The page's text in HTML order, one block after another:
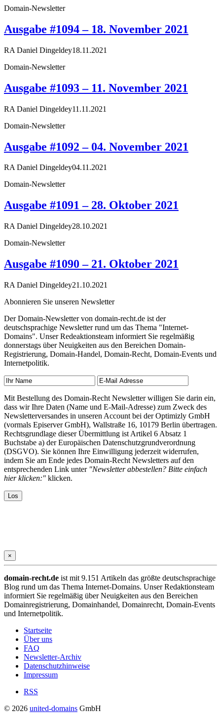
Domain-Newsletter
Ausgabe #1094 – 18. November 2021
RA Daniel Dingeldey18.11.2021
Domain-Newsletter
Ausgabe #1093 – 11. November 2021
RA Daniel Dingeldey11.11.2021
Domain-Newsletter
Ausgabe #1092 – 04. November 2021
RA Daniel Dingeldey04.11.2021
Domain-Newsletter
Ausgabe #1091 – 28. Oktober 2021
RA Daniel Dingeldey28.10.2021
Domain-Newsletter
Ausgabe #1090 – 21. Oktober 2021
RA Daniel Dingeldey21.10.2021
Abonnieren Sie unseren Newsletter
Der Domain-Newsletter von domain-recht.de ist der
deutschsprachige Newsletter rund um das Thema "Internet-
Domains". Unser Redeaktionsteam informiert Sie regelmäßig
donnerstags über Neuigkeiten aus den Bereichen Domain-
Registrierung, Domain-Handel, Domain-Recht, Domain-Events und
Internetpolitik.
Mit Bestellung des Domain-Recht Newsletter willigen Sie darin ein,
dass wir Ihre Daten (Name und E-Mail-Adresse) zum Zweck des
Newsletterversandes in unseren Account bei der Optimizly GmbH
(vormals Episerver GmbH), Wallstraße 16, 10179 Berlin übertragen.
Rechtsgrundlage dieser Übermittlung ist Artikel 6 Absatz 1
Buchstabe a) der Europäischen Datenschutzgrundverordnung
(DSGVO). Sie können Ihre Einwilligung jederzeit widerrufen,
indem Sie am Ende jedes Domain-Recht Newsletters auf den
entsprechenden Link unter "Newsletter abbestellen? Bitte einfach
hier klicken:" klicken.
×
domain-recht.de ist mit 9.151 Artikeln das größte deutschsprachige
Blog rund um das Thema Internet-Domains. Unser Redaktionsteam
informiert Sie regelmäßig über Neuigkeiten aus den Bereichen
Domainregistrierung, Domainhandel, Domainrecht, Domain-Events
und Internetpolitik.
Startseite
Über uns
FAQ
Newsletter-Archiv
Datenschutzhinweise
Impressum
RSS
© 2026 united-domains GmbH